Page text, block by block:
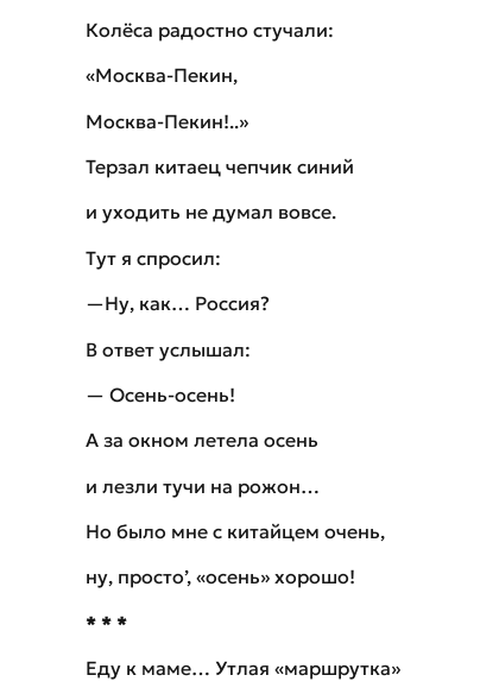
Колёса радостно стучали:
«Москва-Пекин,
Москва-Пекин!..»
Терзал китаец чепчик синий
и уходить не думал вовсе.
Тут я спросил:
—Ну, как… Россия?
В ответ услышал:
— Осень-осень!
А за окном летела осень
и лезли тучи на рожон…
Но было мне с китайцем очень,
ну, просто’, «осень» хорошо!
* * *
Еду к маме… Утлая «маршрутка»